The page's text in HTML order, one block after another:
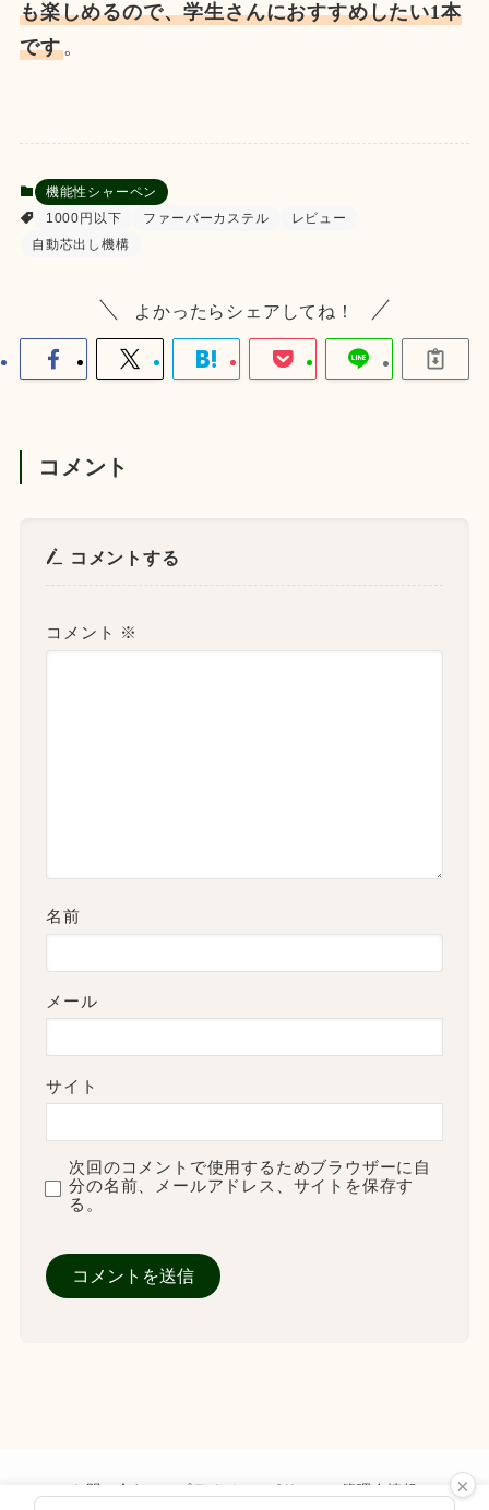
も楽しめるので、学生さんにおすすめしたい1本
です。
機能性シャーペン
1000円以下
ファーバーカステル
レビュー
自動芯出し機構
よかったらシェアしてね！
コメント
コメントする
コメント ※
名前
メール
サイト
次回のコメントで使用するためブラウザーに自
分の名前、メールアドレス、サイトを保存す
る。
お問い合わせ プライバシーポリシー 管理人情報 ×